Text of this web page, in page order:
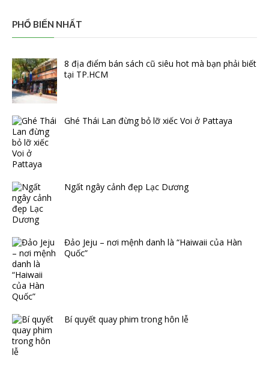
PHỔ BIẾN NHẤT
8 địa điểm bán sách cũ siêu hot mà bạn phải biết
tại TP.HCM
Ghé Thái Lan đừng bỏ lỡ xiếc Voi ở Pattaya
Ngất ngây cảnh đẹp Lạc Dương
Đảo Jeju – nơi mệnh danh là “Haiwaii của Hàn
Quốc”
Bí quyết quay phim trong hôn lễ